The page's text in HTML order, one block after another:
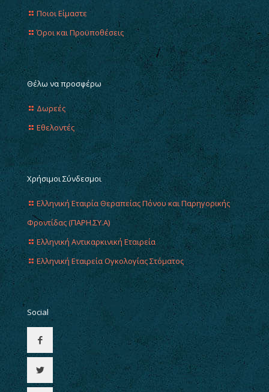
Ποιοι Είμαστε
Όροι και Προϋποθέσεις
Θέλω να προσφέρω
Δωρεές
Εθελοντές
Χρήσιμοι Σύνδεσμοι
Ελληνική Εταιρία Θεραπείας Πόνου και Παρηγορικής
Φροντίδας (ΠΑΡΗ.ΣΥ.Α)
Ελληνική Αντικαρκινική Εταιρεία
Ελληνική Εταιρεία Ογκολογίας Στόματος
Social